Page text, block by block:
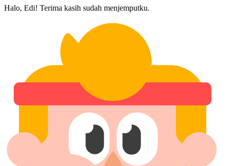
Halo, Edi! Terima kasih sudah menjemput​ku.